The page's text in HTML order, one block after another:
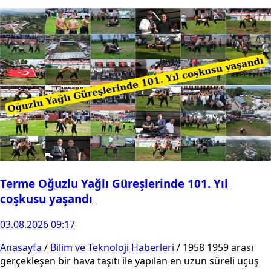
Terme Oğuzlu Yağlı Güreşlerinde 101. Yıl
coşkusu yaşandı
03.08.2026 09:17
Anasayfa / Bilim ve Teknoloji Haberleri / 1958 1959 arası
gerçekleşen bir hava taşıtı ile yapılan en uzun süreli uçuş